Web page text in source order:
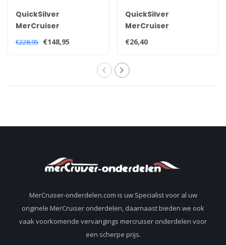
QuickSilver
MerCruiser
koppakkingset voor
2,5 en 3.0 liter
€228,95 €148,95
QuickSilver
MerCruiser
kleppendeksel
pakking voor 2,5 en
851040
€26,40
MerCruiser-onderdelen.com is uw Specialist voor al uw
originele MerCruiser onderdelen, daarnaast bieden we ook
vaak voorkomende vervangings mercruiser onderdelen voor
een scherpe prijs.